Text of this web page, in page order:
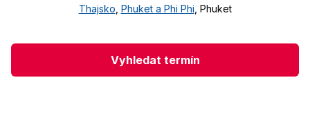
Thajsko Phuket a Phi Phi Phuket
Vyhledat termín